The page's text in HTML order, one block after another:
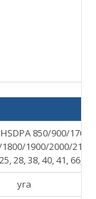
850/900/1700/
1900/2000/
28, 38, 40, 41, 66,
yra